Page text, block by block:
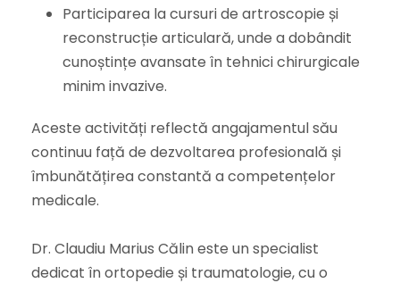
Participarea la cursuri de artroscopie și
reconstrucție articulară, unde a dobândit
cunoștințe avansate în tehnici chirurgicale
minim invazive.
Aceste activități reflectă angajamentul său
continuu față de dezvoltarea profesională și
îmbunătățirea constantă a competențelor
medicale.
Dr. Claudiu Marius Călin este un specialist
dedicat în ortopedie și traumatologie, cu o